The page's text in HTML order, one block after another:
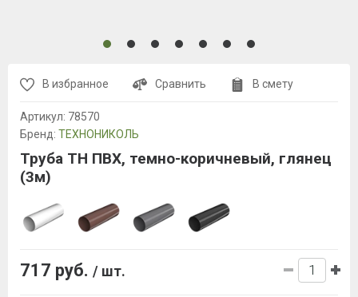
В избранное Сравнить В смету
Артикул: 78570
Бренд: ТЕХНОНИКОЛЬ
Труба ТН ПВХ, темно-коричневый, глянец
(3м)
717 руб. / шт.